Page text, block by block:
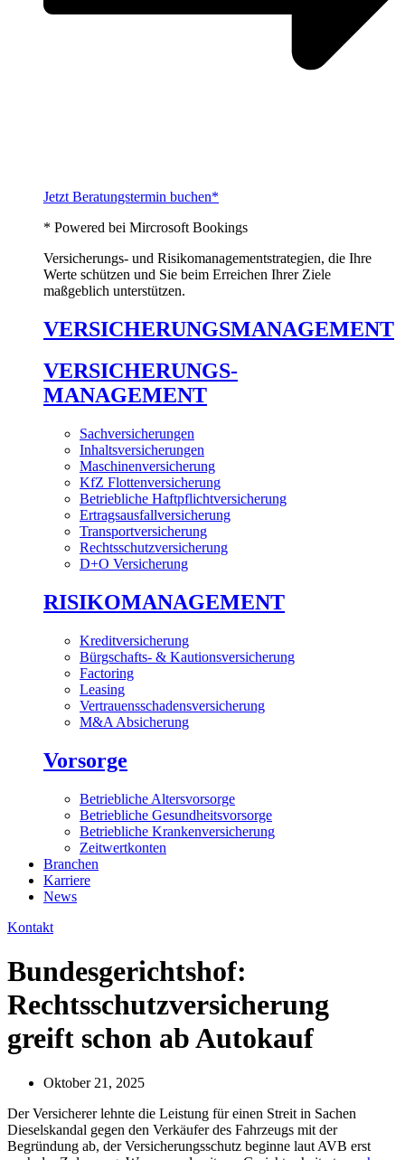
Jetzt Beratungstermin buchen*
* Powered bei Mircrosoft Bookings
Versicherungs- und Risikomanagementstrategien, die Ihre
Werte schützen und Sie beim Erreichen Ihrer Ziele
maßgeblich unterstützen.
VERSICHERUNGSMANAGEMENT
VERSICHERUNGS-
MANAGEMENT
Sachversicherungen
Inhaltsversicherungen
Maschinenversicherung
KfZ Flottenversicherung
Betriebliche Haftpflichtversicherung
Ertragsausfallversicherung
Transportversicherung
Rechtsschutzversicherung
D+O Versicherung
RISIKOMANAGEMENT
Kreditversicherung
Bürgschafts- & Kautionsversicherung
Factoring
Leasing
Vertrauensschadensversicherung
M&A Absicherung
Vorsorge
Betriebliche Altersvorsorge
Betriebliche Gesundheitsvorsorge
Betriebliche Krankenversicherung
Zeitwertkonten
Branchen
Karriere
News
Kontakt
Bundesgerichtshof:
Rechtsschutzversicherung
greift schon ab Autokauf
Oktober 21, 2025
Der Versicherer lehnte die Leistung für einen Streit in Sachen
Dieselskandal gegen den Verkäufer des Fahrzeugs mit der
Begründung ab, der Versicherungsschutz beginne laut AVB erst